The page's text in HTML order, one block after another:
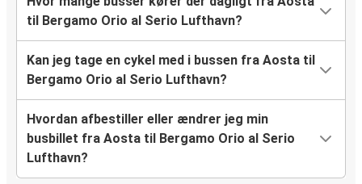
til Bergamo Orio al Serio Lufthavn?
Kan jeg tage en cykel med i bussen fra Aosta til
Bergamo Orio al Serio Lufthavn?
Hvordan afbestiller eller ændrer jeg min
busbillet fra Aosta til Bergamo Orio al Serio
Lufthavn?